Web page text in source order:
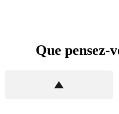
Que pensez-